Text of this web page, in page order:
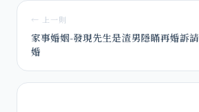
← 上一則
家事婚姻-發現先生是渣男隱瞞再婚訴
婚